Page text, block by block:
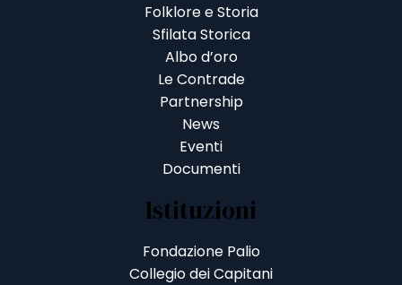
Folklore e Storia
Sfilata Storica
Albo d’oro
Le Contrade
Partnership
News
Eventi
Documenti
Istituzioni
Fondazione Palio
Collegio dei Capitani